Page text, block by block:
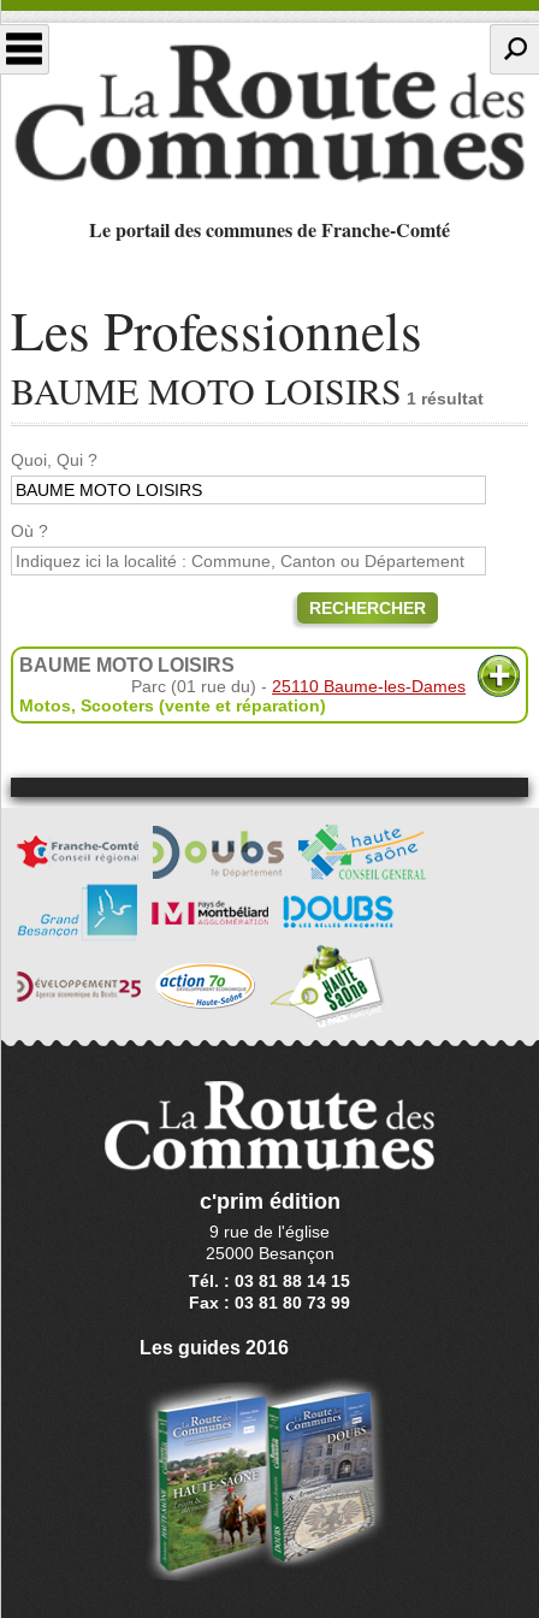
Le portail des communes de Franche-Comté
Les Professionnels
BAUME MOTO LOISIRS 1 résultat
Quoi, Qui ?
Où ?
RECHERCHER
BAUME MOTO LOISIRS
Parc (01 rue du) - 25110 Baume-les-Dames
Motos, Scooters (vente et réparation)
c'prim édition
9 rue de l'église
25000 Besançon
Tél. : 03 81 88 14 15
Fax : 03 81 80 73 99
Les guides 2016